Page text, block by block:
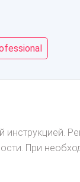
инструкцией.
При